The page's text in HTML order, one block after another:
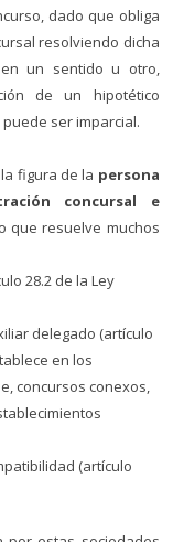
dado que obliga
resolviendo dicha
un sentido u otro,
de un hipotético
ser imparcial.
figura de la persona
concursal e
que resuelve muchos
28.2 de la Ley
delegado (artículo
en los
concursos conexos,
(artículo